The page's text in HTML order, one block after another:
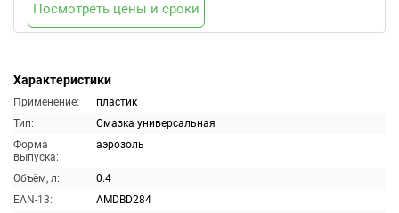
Характеристики
Применение:
пластик
Тип:
Смазка универсальная
Форма
выпуска:
аэрозоль
Объём, л:
0.4
EAN-13:
AMDBD284
Посмотреть цены и сроки